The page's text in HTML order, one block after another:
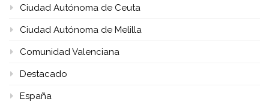
Ciudad Autónoma de Ceuta
Ciudad Autónoma de Melilla
Comunidad Valenciana
Destacado
España